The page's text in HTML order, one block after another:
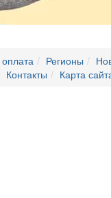
Регионы
Контакты Карта